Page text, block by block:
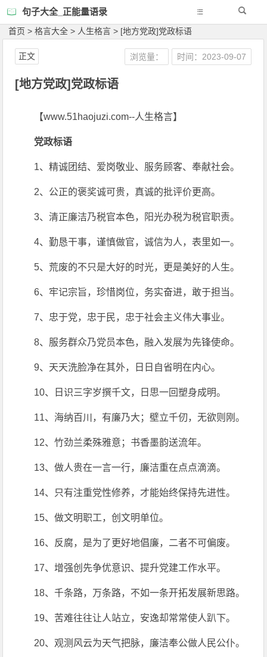
句子大全_正能量语录
首页 >格言大全 > 人生格言 > [地方党政]党政标语
[地方党政]党政标语
浏览量： 时间：2023-09-07
正文
【www.51haojuzi.com--人生格言】
党政标语
1、精诚团结、爱岗敬业、服务顾客、奉献社会。
2、公正的褒奖诚可贵，真诚的批评价更高。
3、清正廉洁乃税官本色，阳光办税为税官职责。
4、勤恳干事，谨慎做官，诚信为人，表里如一。
5、荒废的不只是大好的时光，更是美好的人生。
6、牢记宗旨，珍惜岗位，务实奋进，敢于担当。
7、忠于党，忠于民，忠于社会主义伟大事业。
8、服务群众乃党员本色，融入发展为先锋使命。
9、天天洗脸净在其外，日日自省明在内心。
10、日识三字岁撰千文，日思一回塑身成明。
11、海纳百川，有廉乃大；壁立千仞，无欲则刚。
12、竹劲兰柔殊雅意；书香墨韵送流年。
13、做人贵在一言一行，廉洁重在点点滴滴。
14、只有注重党性修养，才能始终保持先进性。
15、做文明职工，创文明单位。
16、反腐，是为了更好地倡廉，二者不可偏废。
17、增强创先争优意识、提升党建工作水平。
18、千条路，万条路，不如一条开拓发展新思路。
19、苦难往往让人站立，安逸却常常使人趴下。
20、观测风云为天气把脉，廉洁奉公做人民公仆。